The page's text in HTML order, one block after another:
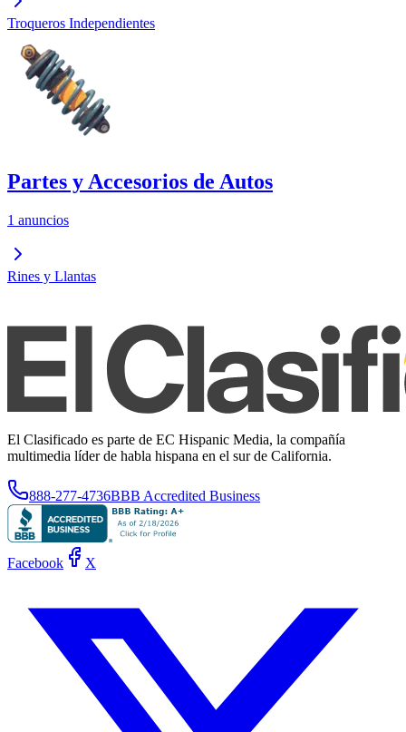
Troqueros Independientes
Partes y Accesorios de Autos
1 anuncios
Rines y Llantas
El Clasificado es parte de EC Hispanic Media, la compañía
multimedia líder de habla hispana en el sur de California.
888-277-4736BBB Accredited Business
Facebook X